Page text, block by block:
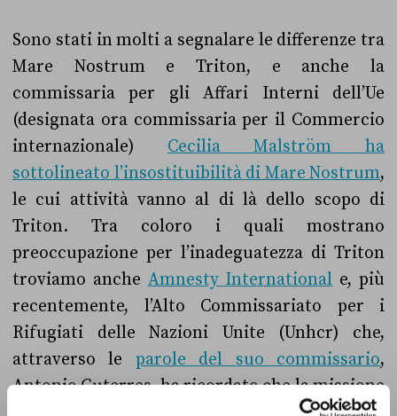
Sono stati in molti a segnalare le differenze tra
Mare Nostrum e Triton, e anche la
commissaria per gli Affari Interni dell’Ue
(designata ora commissaria per il Commercio
internazionale) Cecilia Malström ha
sottolineato l’insostituibilità di Mare Nostrum,
le cui attività vanno al di là dello scopo di
Triton. Tra coloro i quali mostrano
preoccupazione per l’inadeguatezza di Triton
troviamo anche Amnesty International e, più
recentemente, l’Alto Commissariato per i
Rifugiati delle Nazioni Unite (Unhcr) che,
attraverso le parole del suo commissario,
Antonio Guterres, ha ricordato che la missione